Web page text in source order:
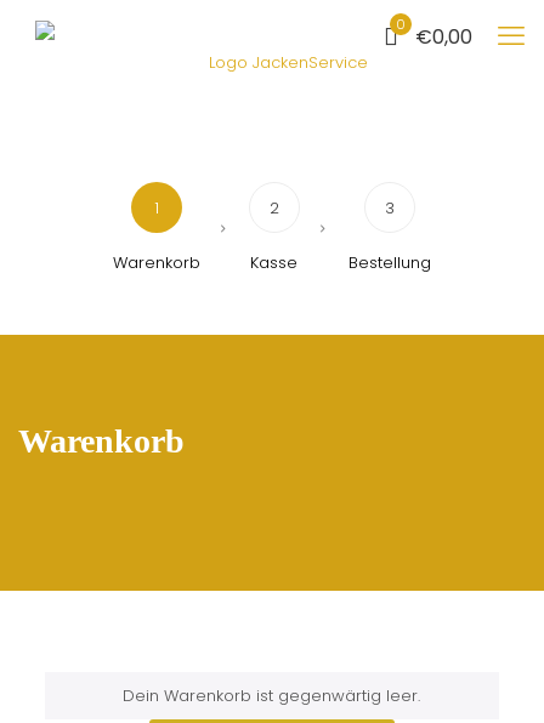
0 €0,00
1
Warenkorb
2
Kasse
3
Bestellung
Warenkorb
Dein Warenkorb ist gegenwärtig leer.